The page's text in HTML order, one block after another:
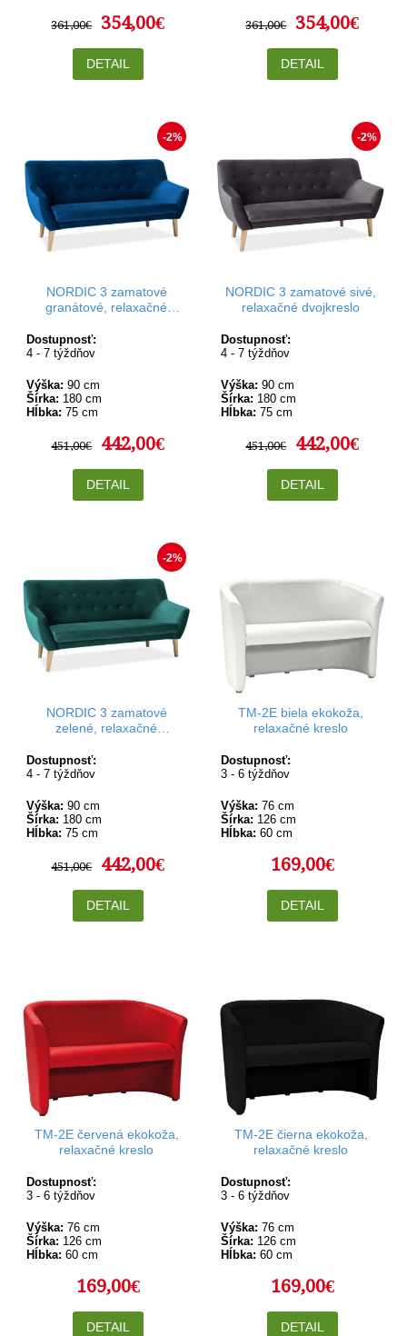
361,00€ 354,00€
DETAIL
361,00€ 354,00€
DETAIL
-2%
NORDIC 3 zamatové
granátové, relaxačné
Dostupnosť:
4 - 7 týždňov
Výška: 90 cm
Šírka: 180 cm
Hĺbka: 75 cm
451,00€ 442,00€
DETAIL
-2%
NORDIC 3 zamatové sivé,
relaxačné dvojkreslo
Dostupnosť:
4 - 7 týždňov
Výška: 90 cm
Šírka: 180 cm
Hĺbka: 75 cm
451,00€ 442,00€
DETAIL
-2%
NORDIC 3 zamatové
zelené, relaxačné
Dostupnosť:
4 - 7 týždňov
Výška: 90 cm
Šírka: 180 cm
Hĺbka: 75 cm
451,00€ 442,00€
DETAIL
TM-2E biela ekokoža,
relaxačné kreslo
Dostupnosť:
3 - 6 týždňov
Výška: 76 cm
Šírka: 126 cm
Hĺbka: 60 cm
169,00€
DETAIL
TM-2E červená ekokoža,
relaxačné kreslo
Dostupnosť:
3 - 6 týždňov
Výška: 76 cm
Šírka: 126 cm
Hĺbka: 60 cm
169,00€
DETAIL
TM-2E čierna ekokoža,
relaxačné kreslo
Dostupnosť:
3 - 6 týždňov
Výška: 76 cm
Šírka: 126 cm
Hĺbka: 60 cm
169,00€
DETAIL